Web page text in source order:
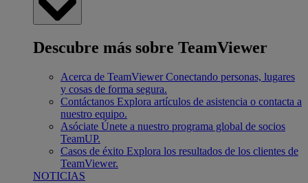
Descubre más sobre TeamViewer
Acerca de TeamViewer Conectando personas, lugares
y cosas de forma segura.
Contáctanos Explora artículos de asistencia o contacta a
nuestro equipo.
Asóciate Únete a nuestro programa global de socios
TeamUP.
Casos de éxito Explora los resultados de los clientes de
TeamViewer.
NOTICIAS